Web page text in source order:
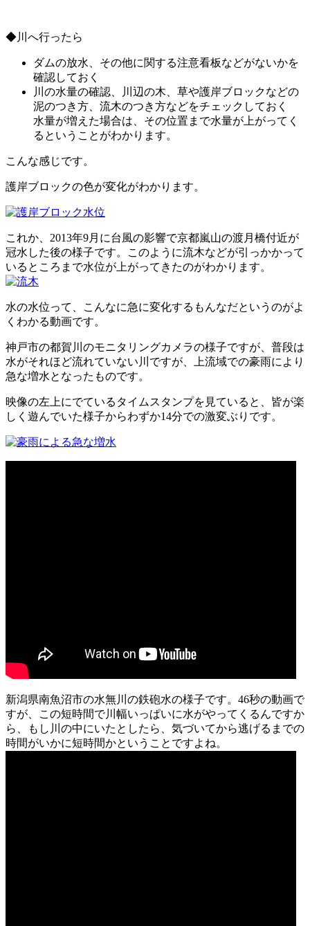
◆川へ行ったら
ダムの放水、その他に関する注意看板などがないかを
確認しておく
川の水量の確認、川辺の木、草や護岸ブロックなどの
泥のつき方、流木のつき方などをチェックしておく
水量が増えた場合は、その位置まで水量が上がってく
るということがわかります。
こんな感じです。
護岸ブロックの色が変化がわかります。
これか、2013年9月に台風の影響で京都嵐山の渡月橋付近が
冠水した後の様子です。このように流木などが引っかかって
いるところまで水位が上がってきたのがわかります。
水の水位って、こんなに急に変化するもんなだというのがよ
くわかる動画です。
神戸市の都賀川のモニタリングカメラの様子ですが、普段は
水がそれほど流れていない川ですが、上流域での豪雨により
急な増水となったものです。
映像の左上にでているタイムスタンプを見ていると、皆が楽
しく遊んでいた様子からわずか14分での激変ぶりです。
新潟県南魚沼市の水無川の鉄砲水の様子です。46秒の動画で
すが、この短時間で川幅いっぱいに水がやってくるんですか
ら、もし川の中にいたとしたら、気づいてから逃げるまでの
時間がいかに短時間かということですよね。